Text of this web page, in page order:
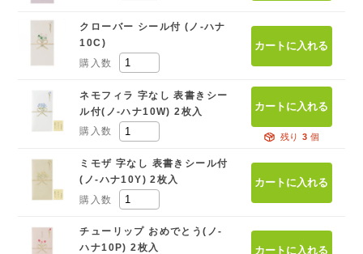
クローバー シール付 (ノ-ハナ
10C)
購入数
ネモフィラ 字なし 表書きシー
ル付(ノ-ハナ10W) 2枚入
購入数
残り 3 個
ミモザ 字なし 表書きシール付
(ノ-ハナ10Y) 2枚入
購入数
チューリップ おめでとう(ノ-
ハナ10P) 2枚入